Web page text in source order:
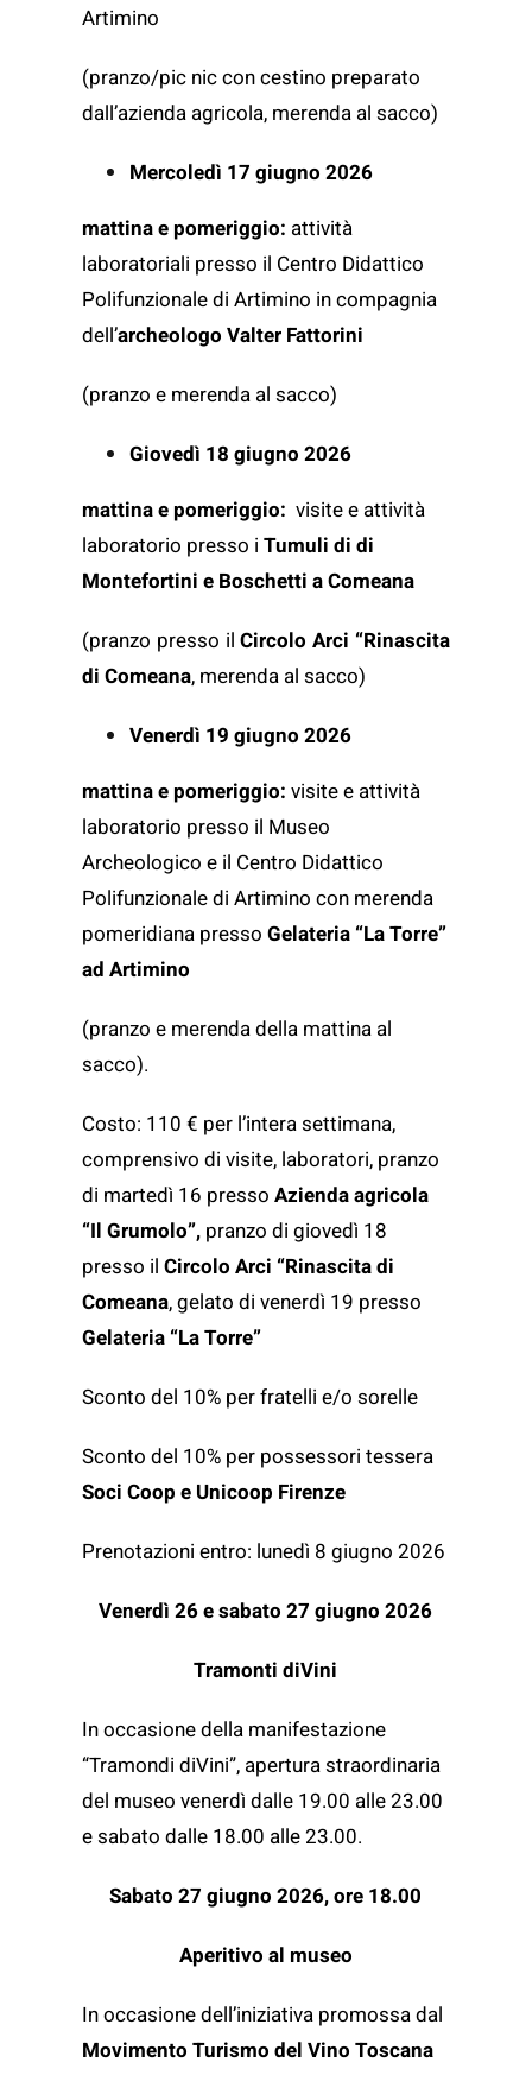
Artimino
(pranzo/pic nic con cestino preparato
dall’azienda agricola, merenda al sacco)
Mercoledì 17 giugno 2026
mattina e pomeriggio: attività
laboratoriali presso il Centro Didattico
Polifunzionale di Artimino in compagnia
dell’archeologo Valter Fattorini
(pranzo e merenda al sacco)
Giovedì 18 giugno 2026
mattina e pomeriggio: visite e attività
laboratorio presso i Tumuli di di
Montefortini e Boschetti a Comeana
(pranzo presso ilCircolo Arci “Rinascita
di Comeana, merenda al sacco)
Venerdì 19 giugno 2026
mattina e pomeriggio: visite e attività
laboratorio presso il Museo
Archeologico e il Centro Didattico
Polifunzionale di Artimino con merenda
pomeridiana presso Gelateria “La Torre”
ad Artimino
(pranzo e merenda della mattina al
sacco).
Costo: 110 € per l’intera settimana,
comprensivo di visite, laboratori, pranzo
di martedì 16 presso Azienda agricola
“Il Grumolo”, pranzo di giovedì 18
presso il Circolo Arci “Rinascita di
Comeana, gelato di venerdì 19 presso
Gelateria “La Torre”
Sconto del 10% per fratelli e/o sorelle
Sconto del 10% per possessori tessera
Soci Coop e Unicoop Firenze
Prenotazioni entro: lunedì 8 giugno 2026
Venerdì 26 e sabato 27 giugno 2026
Tramonti diVini
In occasione della manifestazione
“Tramondi diVini”, apertura straordinaria
del museo venerdì dalle 19.00 alle 23.00
e sabato dalle 18.00 alle 23.00.
Sabato 27 giugno 2026, ore 18.00
Aperitivo al museo
In occasione dell’iniziativa promossa dal
Movimento Turismo del Vino Toscana